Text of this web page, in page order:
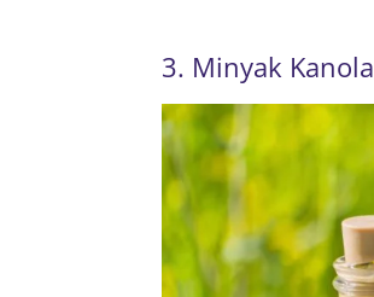
3. Minyak Kanola